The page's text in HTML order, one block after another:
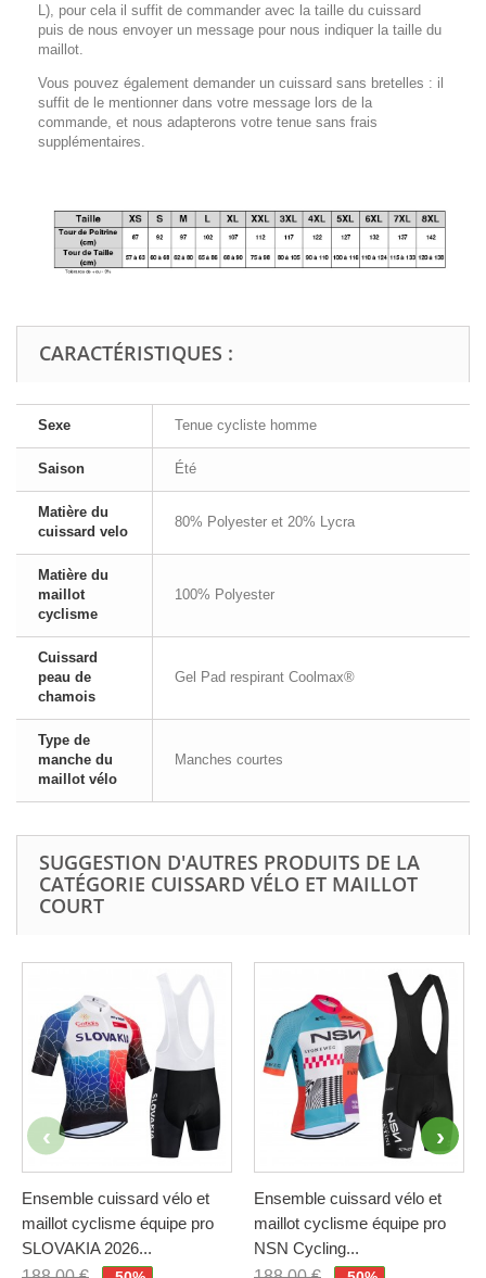
L), pour cela il suffit de commander avec la taille du cuissard
puis de nous envoyer un message pour nous indiquer la taille du
maillot.
Vous pouvez également demander un cuissard sans bretelles : il
suffit de le mentionner dans votre message lors de la
commande, et nous adapterons votre tenue sans frais
supplémentaires.
CARACTÉRISTIQUES :
Sexe Tenue cycliste homme
Saison Été
Matière du
cuissard velo
80% Polyester et 20% Lycra
Matière du
maillot
cyclisme
100% Polyester
Cuissard
peau de
chamois
Gel Pad respirant Coolmax®
Type de
manche du
maillot vélo
Manches courtes
SUGGESTION D'AUTRES PRODUITS DE LA
CATÉGORIE CUISSARD VÉLO ET MAILLOT
COURT
Ensemble cuissard vélo et
maillot cyclisme équipe pro
SLOVAKIA 2026...
Ensemble cuissard vélo et
maillot cyclisme équipe pro
NSN Cycling...